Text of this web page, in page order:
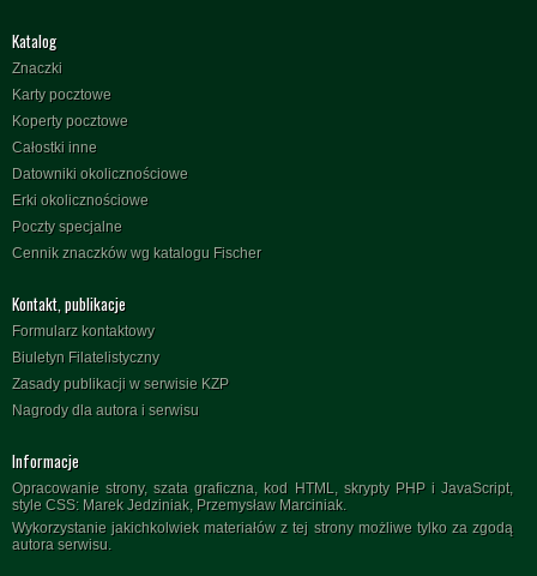
Katalog
Znaczki
Karty pocztowe
Koperty pocztowe
Całostki inne
Datowniki okolicznościowe
Erki okolicznościowe
Poczty specjalne
Cennik znaczków wg katalogu Fischer
Kontakt, publikacje
Formularz kontaktowy
Biuletyn Filatelistyczny
Zasady publikacji w serwisie KZP
Nagrody dla autora i serwisu
Informacje
Opracowanie strony, szata graficzna, kod HTML, skrypty PHP i JavaScript,
style CSS: Marek Jedziniak, Przemysław Marciniak.
Wykorzystanie jakichkolwiek materiałów z tej strony możliwe tylko za zgodą
autora serwisu.